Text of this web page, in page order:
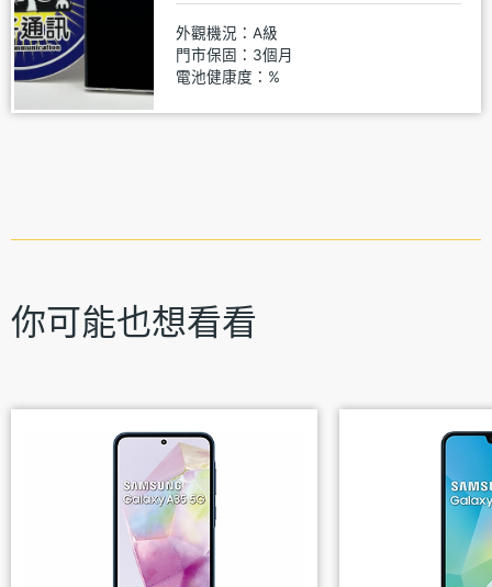
外觀機況：A級
門市保固：3個月
電池健康度：%
你可能也想看看